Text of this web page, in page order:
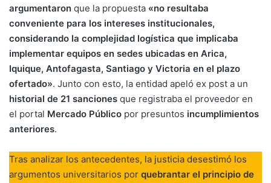
argumentaron que la propuesta «no resultaba
conveniente para los intereses institucionales,
considerando la complejidad logística que implicaba
implementar equipos en sedes ubicadas en Arica,
Iquique, Antofagasta, Santiago y Victoria en el plazo
ofertado». Junto con esto, la entidad apeló ex post a un
historial de 21 sanciones que registraba el proveedor en
el portal Mercado Público por presuntos incumplimientos
anteriores.
Tras analizar los antecedentes, la justicia desestimó los
argumentos universitarios por quebrantar el principio de